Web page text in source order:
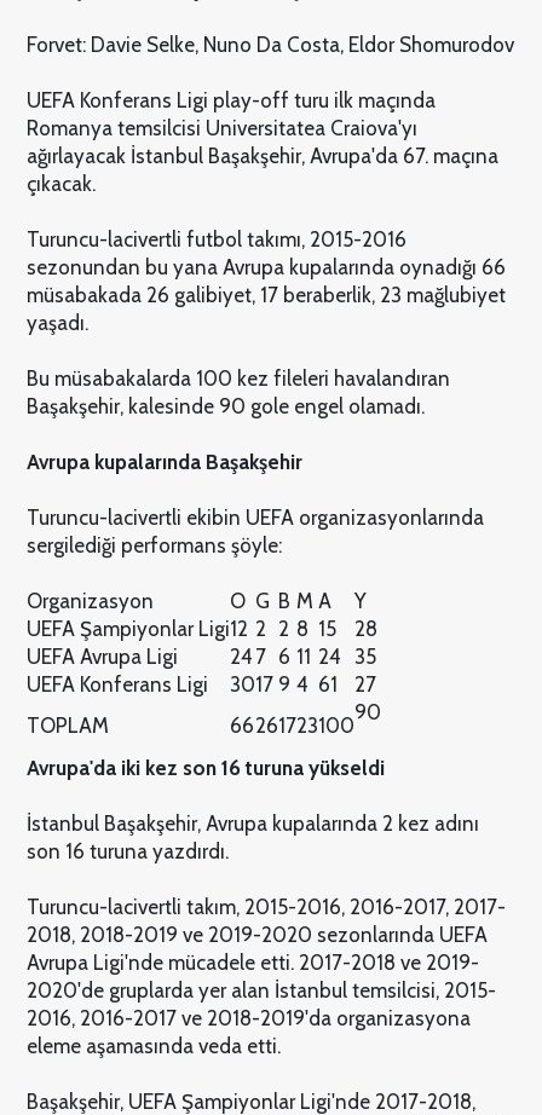
Forvet: Davie Selke, Nuno Da Costa, Eldor Shomurodov
UEFA Konferans Ligi play-off turu ilk maçında
Romanya temsilcisi Universitatea Craiova'yı
ağırlayacak İstanbul Başakşehir, Avrupa'da 67. maçına
çıkacak.
Turuncu-lacivertli futbol takımı, 2015-2016
sezonundan bu yana Avrupa kupalarında oynadığı 66
müsabakada 26 galibiyet, 17 beraberlik, 23 mağlubiyet
yaşadı.
Bu müsabakalarda 100 kez fileleri havalandıran
Başakşehir, kalesinde 90 gole engel olamadı.
Avrupa kupalarında Başakşehir
Turuncu-lacivertli ekibin UEFA organizasyonlarında
sergilediği performans şöyle:
Organizasyon O G B M A
Y
UEFA Şampiyonlar Ligi12 2 2 8 15
28
UEFA Avrupa Ligi
24 7 6 11 24
35
UEFA Konferans Ligi
3017 9 4 61
27
TOPLAM
66261723100
90
Avrupa'da iki kez son 16 turuna yükseldi
İstanbul Başakşehir, Avrupa kupalarında 2 kez adını
son 16 turuna yazdırdı.
Turuncu-lacivertli takım, 2015-2016, 2016-2017, 2017-
2018, 2018-2019 ve 2019-2020 sezonlarında UEFA
Avrupa Ligi'nde mücadele etti. 2017-2018 ve 2019-
2020'de gruplarda yer alan İstanbul temsilcisi, 2015-
2016, 2016-2017 ve 2018-2019'da organizasyona
eleme aşamasında veda etti.
Başakşehir, UEFA Şampiyonlar Ligi'nde 2017-2018,